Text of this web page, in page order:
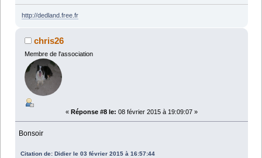
http://dedland.free.fr
chris26
Membre de l'association
« Réponse #8 le: 08 février 2015 à 19:09:07 »
Bonsoir
Citation de: Didier le 03 février 2015 à 16:57:44